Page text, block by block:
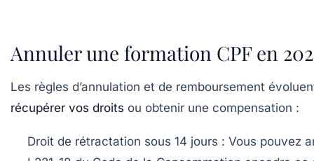
Annuler une formation CPF en
Les règles d’annulation et de remboursement
récupérer vos droits ou obtenir une compensation :
Droit de rétractation sous 14 jours : Vous pouvez